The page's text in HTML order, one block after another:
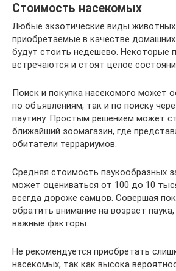
Стоимость насекомых
Любые экзотические виды
приобретаемые в качестве
будут стоить недешево. Некоторые
встречаются и стоят целое
Поиск и покупка насекомого может
по объявлениям, так и по поиску
паутину. Простым решением может
ближайший зоомагазин, где
обитатели террариумов.
Средняя стоимость паукообразных
может оцениваться от 100 до 10
всегда дороже самцов. Совершая
обратить внимание на возраст
важные факторы.
Не рекомендуется приобретать
насекомых, так как высока